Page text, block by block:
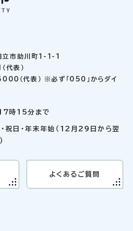
市助川町1-1-1
表）
（代表） ※必ず「050」からダイ
時15分まで
祝日・年末年始（12月29日から翌
よくあるご質問